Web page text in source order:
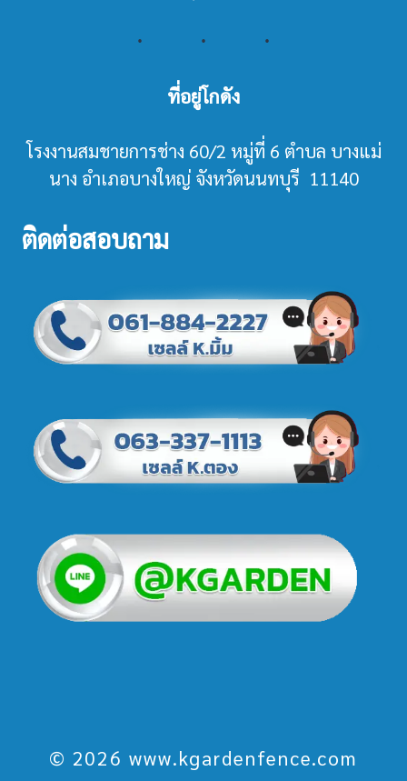
ที่อยู่โกดัง
โรงงานสมชายการช่าง 60/2 หมู่ที่ 6 ตำบล บางแม่
นาง อำเภอบางใหญ่ จังหวัดนนทบุรี 11140
ติดต่อสอบถาม
© 2026 www.kgardenfence.com